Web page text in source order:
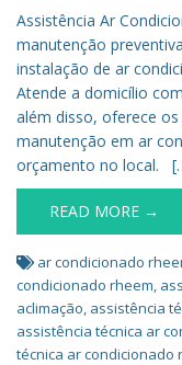
Assistência Ar
manutenção
instalação de ar
Atende a domicílio
além disso, oferece
manutenção em ar
orçamento no local.
READ MORE →
ar condicionado
condicionado rheem,
aclimação, assistência
assistência técnica ar
técnica ar condicionado